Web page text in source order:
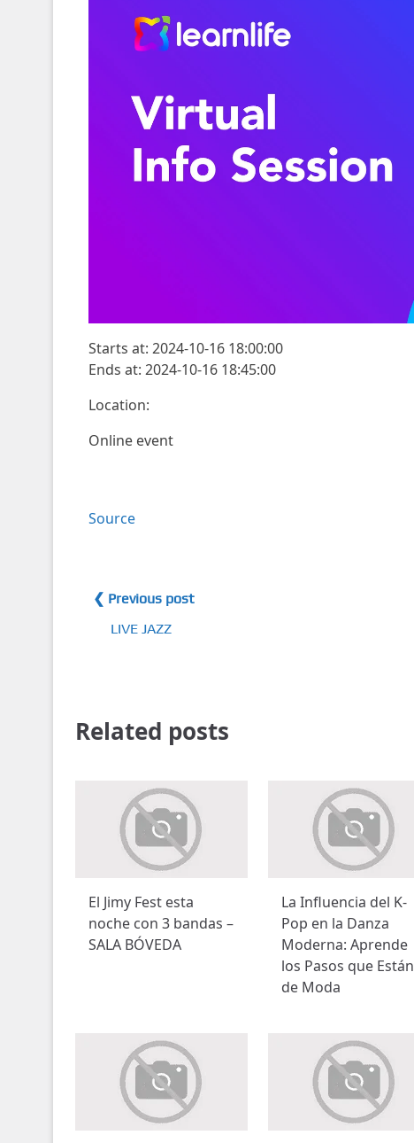
Starts at: 2024-10-16 18:00:00
Ends at: 2024-10-16 18:45:00
Location:
Online event
Source
❮ Previous post
LIVE JAZZ
Related posts
El Jimy Fest esta
noche con 3 bandas –
SALA BÓVEDA
La Influencia del K-
Pop en la Danza
Moderna: Aprende
los Pasos que Están
de Moda